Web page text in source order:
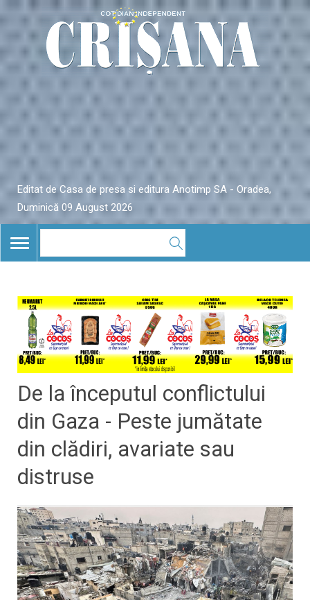
Editat de Casa de presa si editura Anotimp SA - Oradea,
Duminică 09 August 2026
TOGGLE
NAVIGATION
De la începutul conflictului
din Gaza - Peste jumătate
din clădiri, avariate sau
distruse